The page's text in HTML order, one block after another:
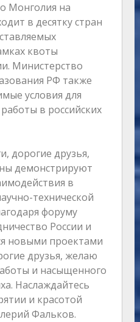
Монголия на
в десятку стран
квоты
Министерство
РФ также
условия для
в российских
дорогие друзья,
демонстрируют
в
технической
форуму
России и
новыми проектами
друзья, желаю
и насыщенного
Наслаждайтесь
и красотой
Фальков.